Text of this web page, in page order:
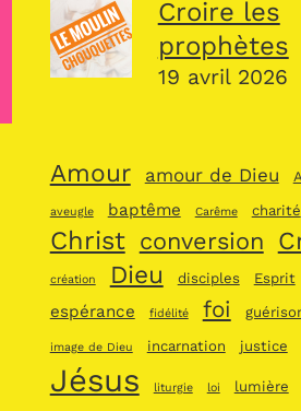
Croire les
prophètes
19 avril 2026
Amour amour de Dieu
aveugle baptême Carême charité
Christ conversion
création Dieu disciples Esprit
espérance fidélité foi
image de Dieu incarnation justice
Jésus liturgie loi lumière